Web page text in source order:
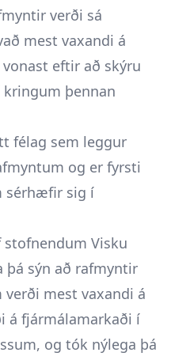
verði sá
mest vaxandi á
eftir að skýru
þennan
félag sem leggur
og er fyrsti
sérhæfir sig í
stofnendum Visku
þá sýn að rafmyntir
mest vaxandi á
á fjármálamarkaði í
og tók nýlega þá